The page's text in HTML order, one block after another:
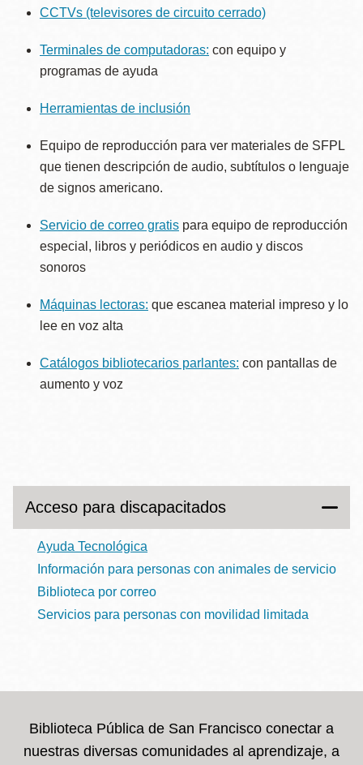
CCTVs (televisores de circuito cerrado)
Terminales de computadoras: con equipo y
programas de ayuda
Herramientas de inclusión
Equipo de reproducción para ver materiales de SFPL
que tienen descripción de audio, subtítulos o lenguaje
de signos americano.
Servicio de correo gratis para equipo de reproducción
especial, libros y periódicos en audio y discos
sonoros
Máquinas lectoras: que escanea material impreso y lo
lee en voz alta
Catálogos bibliotecarios parlantes: con pantallas de
aumento y voz
Acceso para discapacitados
Ayuda Tecnológica
Información para personas con animales de servicio
Biblioteca por correo
Servicios para personas con movilidad limitada
Biblioteca Pública de San Francisco conectar a
nuestras diversas comunidades al aprendizaje, a